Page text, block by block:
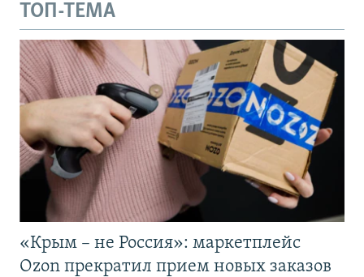
ТОП-ТЕМА
«Крым – не Россия»: маркетплейс
Ozon прекратил прием новых заказов